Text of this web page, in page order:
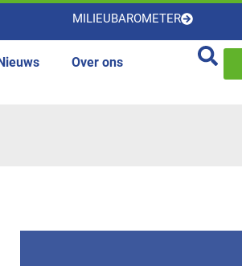
MILIEUBAROMETER
Over ons